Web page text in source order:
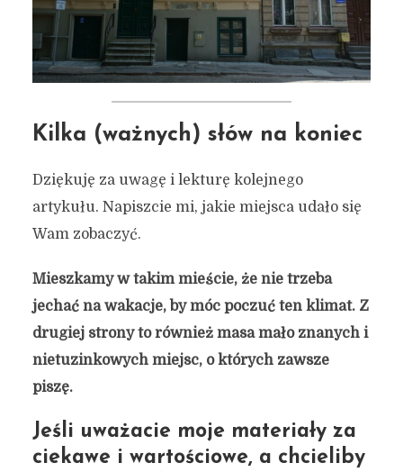
Kilka (ważnych) słów na koniec
Dziękuję za uwagę i lekturę kolejnego
artykułu. Napiszcie mi, jakie miejsca udało się
Wam zobaczyć.
Mieszkamy w takim mieście, że nie trzeba
jechać na wakacje, by móc poczuć ten klimat. Z
drugiej strony to również masa mało znanych i
nietuzinkowych miejsc, o których zawsze
piszę.
Jeśli uważacie moje materiały za
ciekawe i wartościowe, a chcieliby